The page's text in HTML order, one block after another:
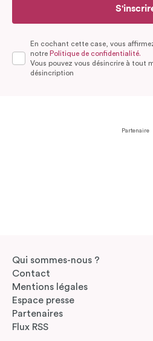
En cochant cette case, vous
notre Politique de confidentialité.
Vous pouvez vous désincrire à tout
désincription
Partenaire
Qui sommes-nous ?
Contact
Mentions légales
Espace presse
Partenaires
Flux RSS